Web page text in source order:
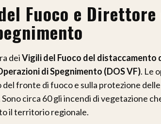
Fuoco e
deiVigili del Fuoco del distaccamento
di Spegnimento (DOS VF). Le
fronte di fuoco e sulla protezione
circa 60 gli incendi di vegetazione
il territorio regionale.